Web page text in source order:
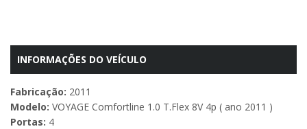
INFORMAÇÕES DO VEÍCULO
Fabricação: 2011
Modelo: VOYAGE Comfortline 1.0 T.Flex 8V 4p ( ano 2011 )
Portas: 4